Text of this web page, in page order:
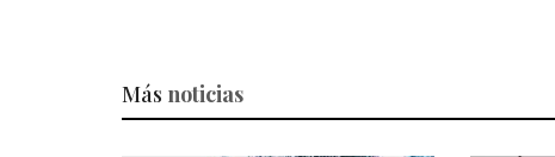
Más noticias